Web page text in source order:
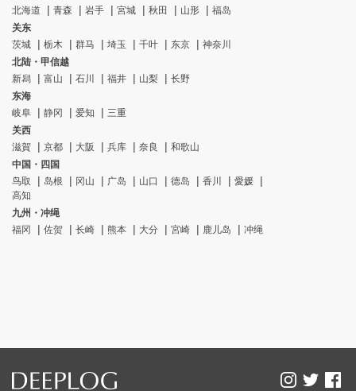
北海道
青森 岩手 宮城 秋田 山形
福岛
关东
茨城
栃木 群马 埼玉 千叶 东京
神奈川
北陆・甲信越
新舄
富山 石川 福井 山梨
长野
东海
岐阜
静冈 爱知
三重
关西
滋賀
京都 大阪 兵库 奈良
和歌山
中国・四国
鸟取
岛根 冈山 广岛 山口 德岛 香川
愛媛
高知
九州・冲绳
福冈
佐贺 长崎 熊本 大分 宮崎 鹿儿岛 冲绳